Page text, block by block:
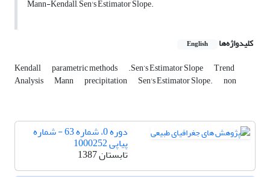
Mann-Kendall, Sen's Estimator Slope.
کلیدواژه‌ها English
Kendall parametric methods .Sen’s Estimator Slope Trend
Analysis Mann precipitation Sen's Estimator Slope. non
دوره 0، شماره 63 - شماره
پیاپی 1000252
تابستان 1387